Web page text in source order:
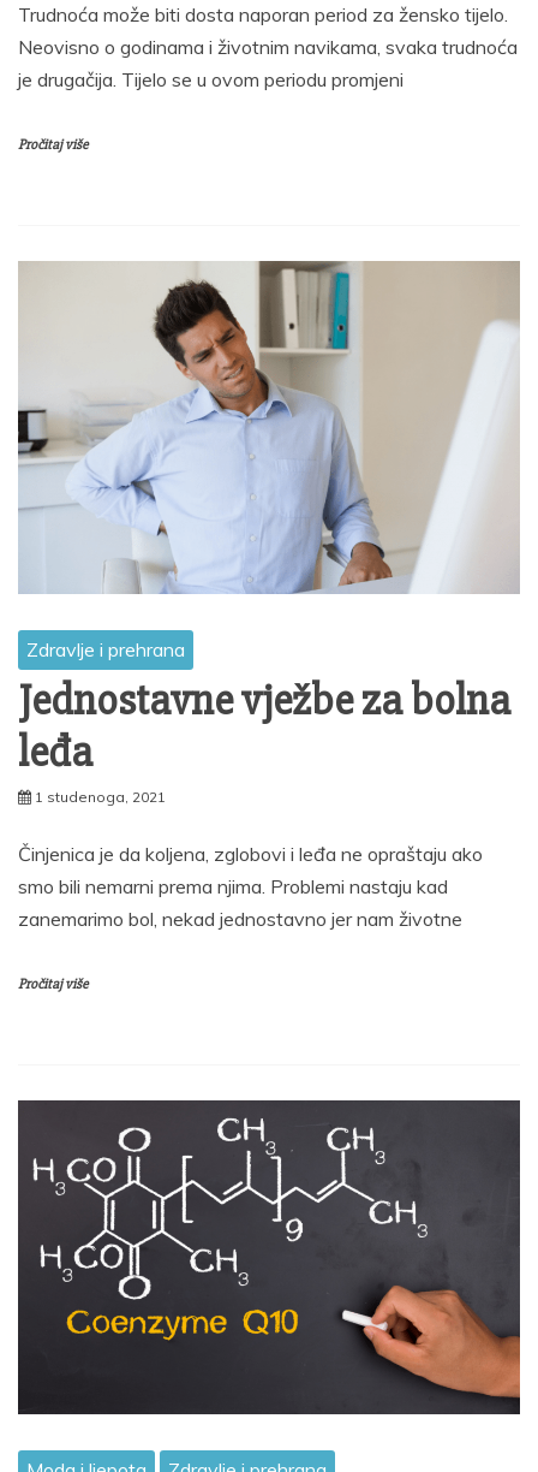
Trudnoća može biti dosta naporan period za žensko tijelo.
Neovisno o godinama i životnim navikama, svaka trudnoća
je drugačija. Tijelo se u ovom periodu promjeni
Pročitaj više
Zdravlje i prehrana
Jednostavne vježbe za bolna
leđa
1 studenoga, 2021
Činjenica je da koljena, zglobovi i leđa ne opraštaju ako
smo bili nemarni prema njima. Problemi nastaju kad
zanemarimo bol, nekad jednostavno jer nam životne
Pročitaj više